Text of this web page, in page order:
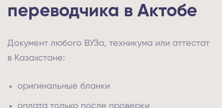
переводчика в Актобе
Документ любого ВУЗа, техникума или аттестат
в Казахстане:
оригинальные бланки
оплата только после проверки